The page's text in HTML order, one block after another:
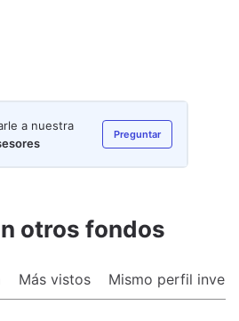
a nuestra
Preguntar
otros fondos
Más vistos Mismo perfil